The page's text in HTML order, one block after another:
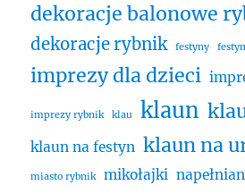
dekoracje balonowe
dekoracje rybnik festyny
imprezy dla dzieci
imprezy rybnik klau klaun
klaun na festyn klaun na
miasto rybnik mikołajki